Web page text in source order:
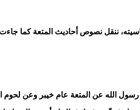
ننقل نصوص أحاديث المتعة كما